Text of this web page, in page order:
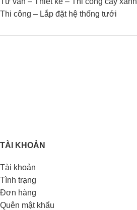
Thi công – Lắp đặt hệ thống tưới
TÀI KHOẢN
Tài khoản
Tình trạng
Đơn hàng
Quên mật khẩu